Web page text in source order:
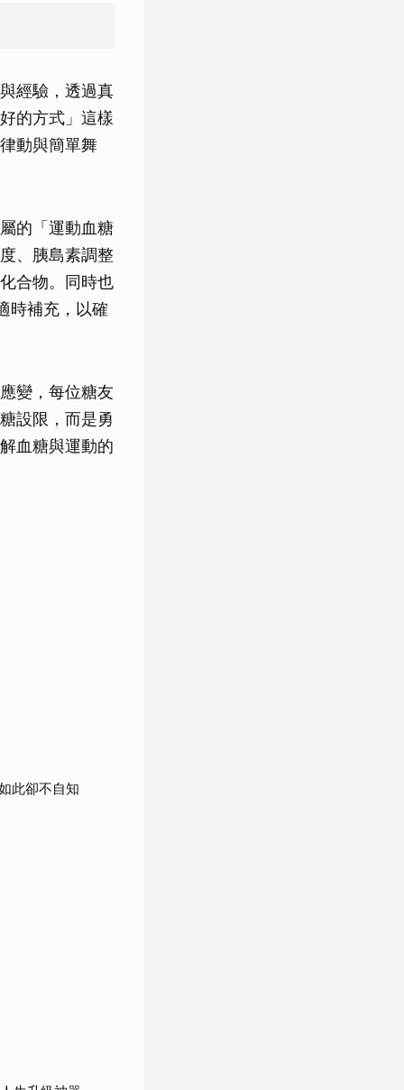
經驗，透過真
的方式」這樣
動與簡單舞
的「運動血糖
、胰島素調整
合物。同時也
時補充，以確
變，每位糖友
設限，而是勇
血糖與運動的
此卻不自知